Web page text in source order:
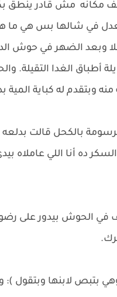
مش قادر ينطق
في شالها بس هي
وبعد الضهر في حوش
أطباق الغدا التقيلة.
وبتقدم له كباية المية
بالكحل قالت بدلعه
ده أنا اللي
في الحوش بيدور على
بتبص لابنها وبتقول ):